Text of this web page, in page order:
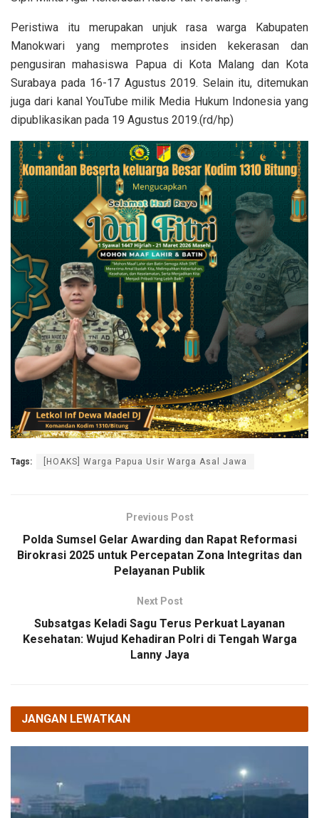
Peristiwa itu merupakan unjuk rasa warga Kabupaten
Manokwari yang memprotes insiden kekerasan dan
pengusiran mahasiswa Papua di Kota Malang dan Kota
Surabaya pada 16-17 Agustus 2019. Selain itu, ditemukan
juga dari kanal YouTube milik Media Hukum Indonesia yang
dipublikasikan pada 19 Agustus 2019.(rd/hp)
Tags: [HOAKS] Warga Papua Usir Warga Asal Jawa
Previous Post
Polda Sumsel Gelar Awarding dan Rapat Reformasi
Birokrasi 2025 untuk Percepatan Zona Integritas dan
Pelayanan Publik
Next Post
Subsatgas Keladi Sagu Terus Perkuat Layanan
Kesehatan: Wujud Kehadiran Polri di Tengah Warga
Lanny Jaya
JANGAN LEWATKAN